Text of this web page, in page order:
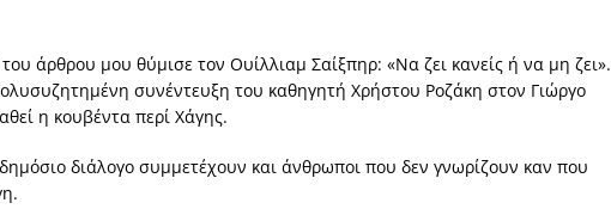
άρθρου μου θύμισε τον Ουίλλιαμ Σαίξπηρ: «Να ζει κανείς ή να μη ζει».
συνέντευξη του καθηγητή Χρήστου Ροζάκη στον Γιώργο
η κουβέντα περί Χάγης.
διάλογο συμμετέχουν και άνθρωποι που δεν γνωρίζουν καν που